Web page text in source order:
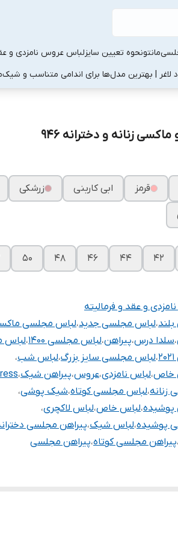
مانتونحوه تعیین سایزلباس عروس نامزدی و
| بهترین مدل‌ها برای اندامی متناسب و شیک
زنانه و دخترانه ۹۴۶
قرمز ابی کاربنی زرشکی
۴۲ ۴۴ ۴۶ ۴۸ ۵۰
و عقد و فرمالیته
،لباس مجلسی جدید،لباس مجلسی
،سلدا درس،پیراهن،لباس مجلسی ۱۴۰۰ ،لباس
،لباس مجلسی سایز بزرگ،لباس شب،
خاص،لباس نامزدی،عروس،پیراهن شیک،
زنانه،لباس مجلسی کوتاه،شیک پوشی،
،لباس خاص،لباس لاکچری،
پوشیده،لباس شیک،پیراهن مجلسی
،پیراهن مجلسی کوتاه،پیراهن مجلسی